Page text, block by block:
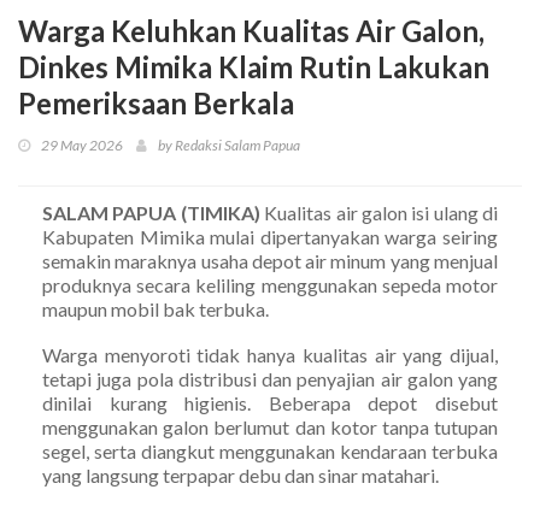
Warga Keluhkan Kualitas Air Galon,
Dinkes Mimika Klaim Rutin Lakukan
Pemeriksaan Berkala
29 May 2026 by Redaksi Salam Papua
SALAM PAPUA (TIMIKA) Kualitas air galon isi ulang di
Kabupaten Mimika mulai dipertanyakan warga seiring
semakin maraknya usaha depot air minum yang menjual
produknya secara keliling menggunakan sepeda motor
maupun mobil bak terbuka.
Warga menyoroti tidak hanya kualitas air yang dijual,
tetapi juga pola distribusi dan penyajian air galon yang
dinilai kurang higienis. Beberapa depot disebut
menggunakan galon berlumut dan kotor tanpa tutupan
segel, serta diangkut menggunakan kendaraan terbuka
yang langsung terpapar debu dan sinar matahari.